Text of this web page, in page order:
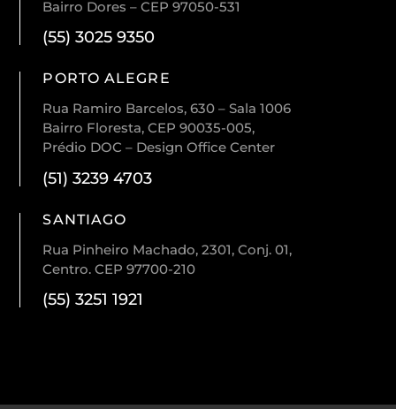
Bairro Dores – CEP 97050-531
(55) 3025 9350
PORTO ALEGRE
Rua Ramiro Barcelos, 630 – Sala 1006
Bairro Floresta, CEP 90035-005,
Prédio DOC – Design Office Center
(51) 3239 4703
SANTIAGO
Rua Pinheiro Machado, 2301, Conj. 01,
Centro. CEP 97700-210
(55) 3251 1921